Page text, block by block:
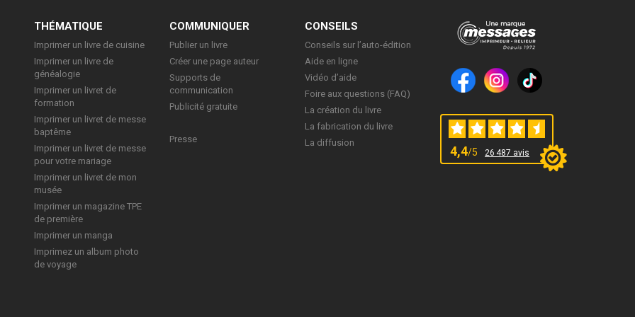
THÉMATIQUE
Imprimer un livre de cuisine
Imprimer un livre de
généalogie
Imprimer un livret de
formation
Imprimer un livret de messe
baptême
Imprimer un livret de messe
pour votre mariage
Imprimer un livret de mon
musée
Imprimer un magazine TPE
de première
Imprimer un manga
Imprimez un album photo
de voyage
COMMUNIQUER
Publier un livre
Créer une page auteur
Supports de
communication
Publicité gratuite
Presse
CONSEILS
Conseils sur l’auto-édition
Aide en ligne
Vidéo d’aide
Foire aux questions (FAQ)
La création du livre
La fabrication du livre
La diffusion
4,4/5 26 487 avis